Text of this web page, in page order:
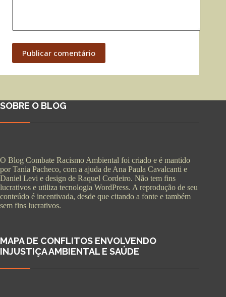
Publicar comentário
SOBRE O BLOG
O Blog Combate Racismo Ambiental foi criado e é mantido
por Tania Pacheco, com a ajuda de Ana Paula Cavalcanti e
Daniel Levi e design de Raquel Cordeiro. Não tem fins
lucrativos e utiliza tecnologia WordPress. A reprodução de seu
conteúdo é incentivada, desde que citando a fonte e também
sem fins lucrativos.
MAPA DE CONFLITOS ENVOLVENDO
INJUSTIÇA AMBIENTAL E SAÚDE